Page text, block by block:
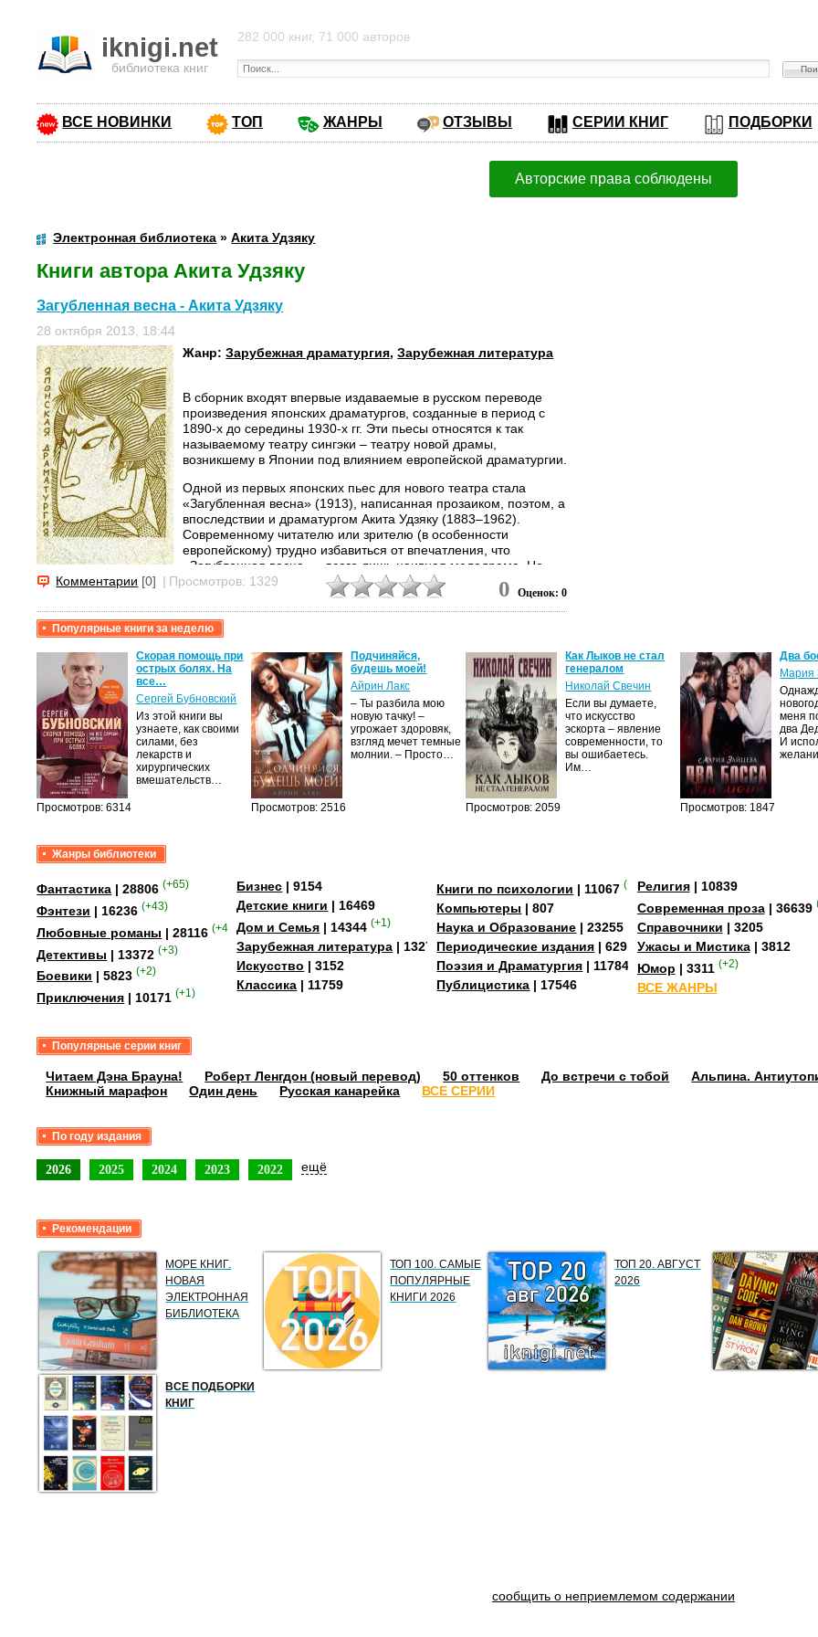
iknigi.net
библиотека книг
282 000 книг, 71 000 авторов
ВСЕ НОВИНКИ ТОП ЖАНРЫ ОТЗЫВЫ СЕРИИ КНИГ ПОДБОРКИ
Авторские права соблюдены
Электронная библиотека »Акита Удзяку
Книги автора Акита Удзяку
Загубленная весна - Акита Удзяку
28 октября 2013, 18:44
Жанр:Зарубежная драматургия,Зарубежная литература
В сборник входят впервые издаваемые в русском переводе
произведения японских драматургов, созданные в период с
1890-х до середины 1930-х гг. Эти пьесы относятся к так
называемому театру сингэки – театру новой драмы,
возникшему в Японии под влиянием европейской драматургии.
Одной из первых японских пьес для нового театра стала
«Загубленная весна» (1913), написанная прозаиком, поэтом, а
впоследствии и драматургом Акита Удзяку (1883–1962).
Современному читателю или зрителю (в особенности
европейскому) трудно избавиться от впечатления, что
«Загубленная весна» – всего лишь наивная мелодрама. Но
для своего времени она и впрямь была по-настоящему
новаторским произведением, в первую очередь хотя бы
потому, что сюжет пьесы разворачивался не в отдаленную
феодальную эпоху, как в театре Кабуки, а в реальной
Конфликт пьесы строился на противопоставлении чистого
душевного мира детей, девочки и мальчика, из обеих семей
несправедливому, злобному миру взрослых, разделенных
непримиримой враждой, что и дало, вероятно, основание
критике провести аналогию между этой пьесой и… «Ромео и
Джульеттой» Шекспира. Любопытно отметить, что в годы
реакции во время второй мировой войны «Загубленная весна»
была запрещена к исполнению, так как якобы искажала «дух
солидарности», обязательный для соседей, а тема чисто
детской любви, зарождающейся между двенадцатилетним
Комментарии [0] | Просмотров: 1329 0 Оценок: 0
Популярные книги за неделю
Просмотров: 6314
Скорая помощь при
острых болях. На
все…
Сергей Бубновский
Из этой книги вы
узнаете, как своими
силами, без
лекарств и
хирургических
вмешательств…
Просмотров: 2516
Подчиняйся,
будешь моей!
Айрин Лакс
– Ты разбила мою
новую тачку! –
угрожает здоровяк,
взгляд мечет темные
молнии. – Просто…
Просмотров: 2059
Как Лыков не стал
генералом
Николай Свечин
Если вы думаете,
что искусство
эскорта – явление
современности, то
вы ошибаетесь.
Им…
Просмотров: 1847
Два
Мария
меня
два
И
Жанры библиотеки
Фантастика | 28806 (+65)
Фэнтези | 16236 (+43)
Любовные романы | 28116 (+41)
Детективы | 13372 (+3)
Боевики | 5823 (+2)
Приключения | 10171 (+1)
Бизнес | 9154
Детские книги | 16469
Дом и Семья | 14344 (+1)
Зарубежная литература | 13273
Искусство | 3152
Классика | 11759
Книги по психологии | 11067 (+2)
Компьютеры | 807
Наука и Образование | 23255
Периодические издания | 629
Поэзия и Драматургия | 11784
Публицистика | 17546
Религия| 10839
Современная проза| 36639
Справочники | 3205
Ужасы и Мистика| 3812
Юмор | 3311 (+2)
ВСЕ ЖАНРЫ
Популярные серии книг
Читаем Дэна Брауна! Роберт Ленгдон (новый перевод) 50 оттенков До встречи с тобой
Альпина.
Книжный марафон
Один день Русская канарейка ВСЕ СЕРИИ
По году издания
2026 2025 2024 2023 2022 ещё
Рекомендации
МОРЕ КНИГ.
НОВАЯ
ЭЛЕКТРОННАЯ
БИБЛИОТЕКА
ТОП 100. САМЫЕ
ПОПУЛЯРНЫЕ
КНИГИ 2026
ТОП 20. АВГУСТ
2026
ВСЕ ПОДБОРКИ
КНИГ
сообщить о неприемлемом содержании